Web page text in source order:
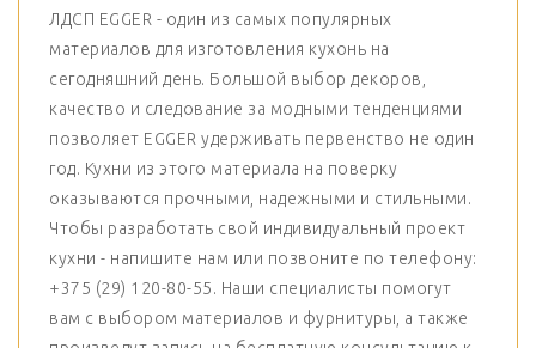
ЛДСП EGGER - один из самых популярных
материалов для изготовления кухонь на
сегодняшний день. Большой выбор декоров,
качество и следование за модными тенденциями
позволяет EGGER удерживать первенство не один
год. Кухни из этого материала на поверку
оказываются прочными, надежными и стильными.
Чтобы разработать свой индивидуальный проект
кухни - напишите нам или позвоните по телефону:
+375 (29) 120-80-55. Наши специалисты помогут
вам с выбором материалов и фурнитуры, а также